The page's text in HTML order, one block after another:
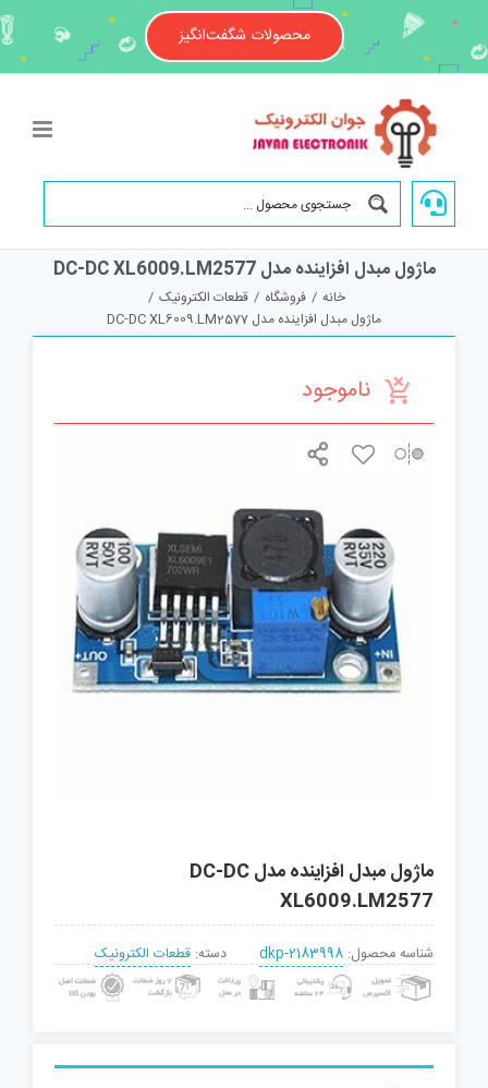
content
محصولات شگفت‌انگیز
ماژول مبدل افزاینده مدل DC-DC XL6009.LM2577
خانه / فروشگاه / قطعات الکترونیک /
ماژول مبدل افزاینده مدل DC-DC XL6009.LM2577
ناموجود
ماژول مبدل افزاینده مدل DC-DC
XL6009.LM2577
شناسه محصول: dkp-2183998 دسته: قطعات الکترونیک